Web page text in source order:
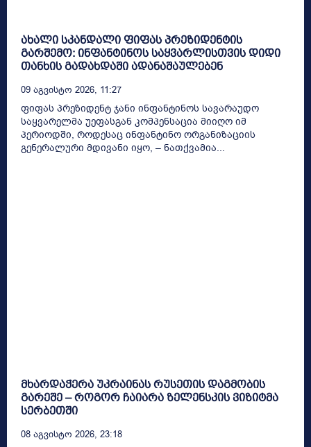
ახალი სკანდალი ფიფას პრეზიდენტის
გარშემო: ინფანტინოს საყვარლისთვის დიდი
თანხის გადახდაში ადანაშაულებენ
09 Აგვისტო 2026, 11:27
ფიფას პრეზიდენტ ჯანი ინფანტინოს სავარაუდო
საყვარელმა უეფასგან კომპენსაცია მიიღო იმ
პერიოდში, როდესაც ინფანტინო ორგანიზაციის
გენერალური მდივანი იყო, – ნათქვამია...
მხარდაჭერა უკრაინას რუსეთის დაგმობის
გარეშე – როგორ ჩაიარა ზელენსკის ვიზიტმა
სერბეთში
08 Აგვისტო 2026, 23:18